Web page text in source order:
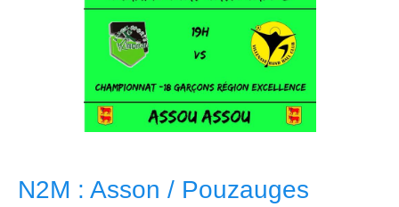
N2M : Asson / Pouzauges